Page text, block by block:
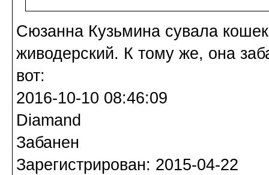
Cюзанна Кузьмина сувала
живодерский. К тому же, она
вот:
2016-10-10 08:46:09
Diamand
Забанен
Зарегистрирован: 2015-04-22